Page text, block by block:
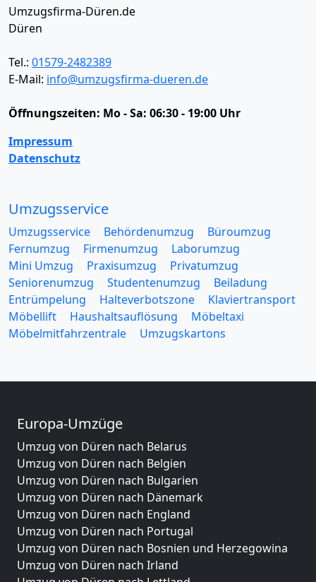
Umzugsfirma-Düren.de
Düren
Tel.: 01579-2482389
E-Mail: info@umzugsfirma-dueren.de
Öffnungszeiten: Mo - Sa: 06:30 - 19:00 Uhr
Impressum
Datenschutz
Umzugsservice
Umzugsservice Behördenumzug
Büroumzug
Fernumzug
Firmenumzug
Laborumzug
Mini Umzug
Praxisumzug
Privatumzug
Seniorenumzug
Studentenumzug
Beiladung
Entrümpelung
Halteverbotszone
Klaviertransport
Möbellift
Haushaltsauflösung
Möbeltaxi
Möbelmitfahrzentrale
Umzugskartons
Europa-Umzüge
Umzug von Düren nach Belarus
Umzug von Düren nach Belgien
Umzug von Düren nach Bulgarien
Umzug von Düren nach Dänemark
Umzug von Düren nach England
Umzug von Düren nach Portugal
Umzug von Düren nach Bosnien und Herzegowina
Umzug von Düren nach Irland